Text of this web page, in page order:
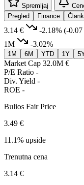
Spremljaj
Pregled
Finance
3.14 € -2.18% (-0.07
1M
-3.02%
1M 6M YTD 1Y
Market Cap 32.0M €
P/E Ratio -
Div. Yield -
ROE -
Bulios Fair Price
3.49 €
11.1% upside
Trenutna cena
3.14 €